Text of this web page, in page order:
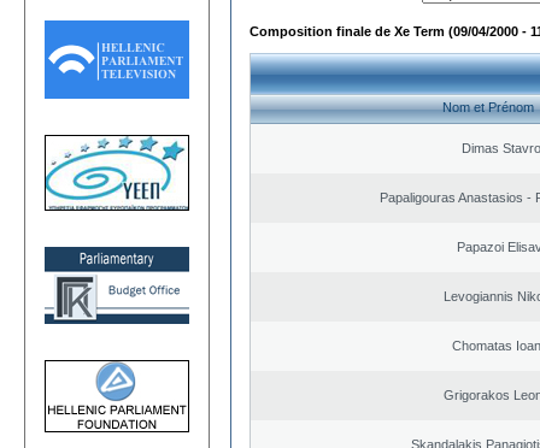
Composition finale de Xe Term (09/04/2000 -
Nom et Prénom
Dimas
Papaligouras Anastasios -
Papazoi
Levogiannis
Chomatas
Grigorakos
Skandalakis